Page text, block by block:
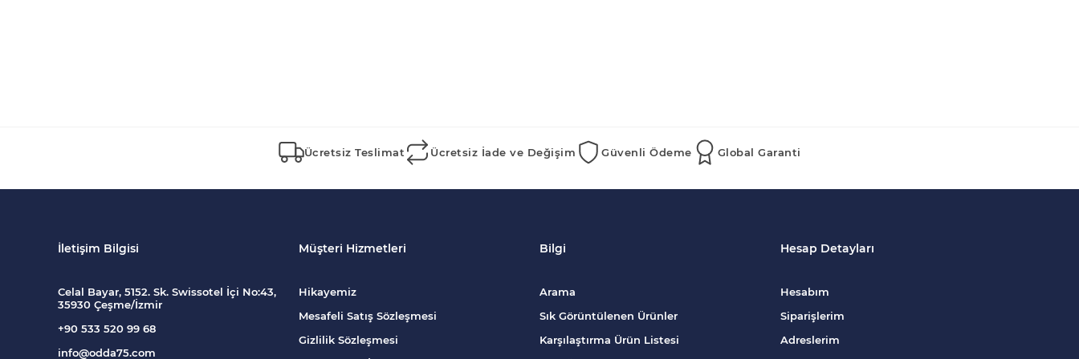
Ücretsiz Teslimat Ücretsiz İade ve Değişim Güvenli Ödeme Global Garanti
İletişim Bilgisi
Celal Bayar, 5152. Sk. Swissotel İçi No:43,
35930 Çeşme/İzmir
+90 533 520 99 68
info@odda75.com
Müşteri Hizmetleri
Hikayemiz
Mesafeli Satış Sözleşmesi
Gizlilik Sözleşmesi
Bilgi
Arama
Sık Görüntülenen Ürünler
Karşılaştırma Ürün Listesi
Hesap Detayları
Hesabım
Siparişlerim
Adreslerim